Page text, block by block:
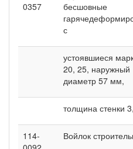
0357
бесшовные
с
устоявшиеся
20, 25, наружный
диаметр 57 мм,
толщина стенки
114-
Войлок